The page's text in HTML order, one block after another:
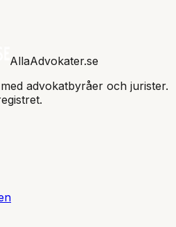
AllaAdvokater.se
advokatbyråer och jurister.